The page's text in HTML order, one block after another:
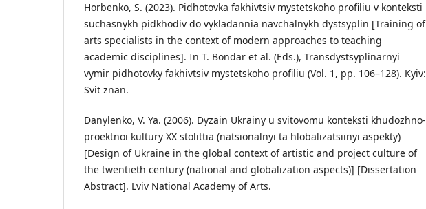
Horbenko, S. (2023). Pidhotovka fakhivtsiv mystetskoho profiliu v konteksti
suchasnykh pidkhodiv do vykladannia navchalnykh dystsyplin [Training of
arts specialists in the context of modern approaches to teaching
academic disciplines]. In T. Bondar et al. (Eds.), Transdystsyplinarnyi
vymir pidhotovky fakhivtsiv mystetskoho profiliu (Vol. 1, pp. 106–128). Kyiv:
Svit znan.
Danylenko, V. Ya. (2006). Dyzain Ukrainy u svitovomu konteksti khudozhno-
proektnoi kultury XX stolittia (natsionalnyi ta hlobalizatsiinyi aspekty)
[Design of Ukraine in the global context of artistic and project culture of
the twentieth century (national and globalization aspects)] [Dissertation
Abstract]. Lviv National Academy of Arts.